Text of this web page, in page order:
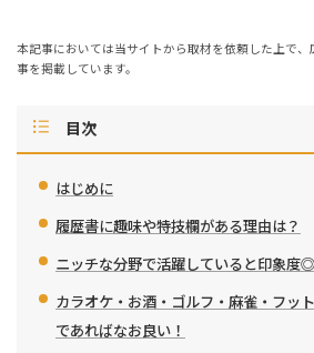
本記事においては当サイトから取材を依頼した上で
事を掲載しています。
目次
はじめに
履歴書に趣味や特技欄がある理由は？
ニッチな分野で活躍していると印象度◎
カラオケ・お酒・ゴルフ・麻雀・フッ
であればなお良い！